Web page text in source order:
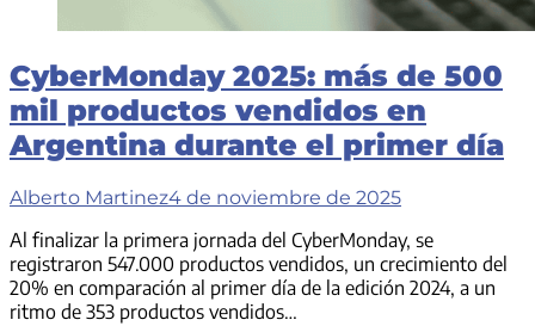
CyberMonday 2025: más de 500
mil productos vendidos en
Argentina durante el primer día
Alberto Martinez4 de noviembre de 2025
Al finalizar la primera jornada del CyberMonday, se
registraron 547.000 productos vendidos, un crecimiento del
20% en comparación al primer día de la edición 2024, a un
ritmo de 353 productos vendidos…